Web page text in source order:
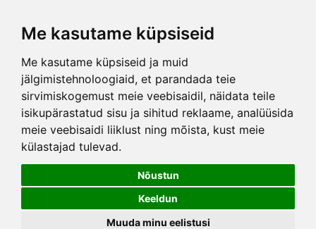
Me kasutame küpsiseid
Me kasutame küpsiseid ja muid
jälgimistehnoloogiaid, et parandada teie
sirvimiskogemust meie veebisaidil, näidata teile
isikupärastatud sisu ja sihitud reklaame, analüüsida
meie veebisaidi liiklust ning mõista, kust meie
külastajad tulevad.
Nõustun
Keeldun
Muuda minu eelistusi